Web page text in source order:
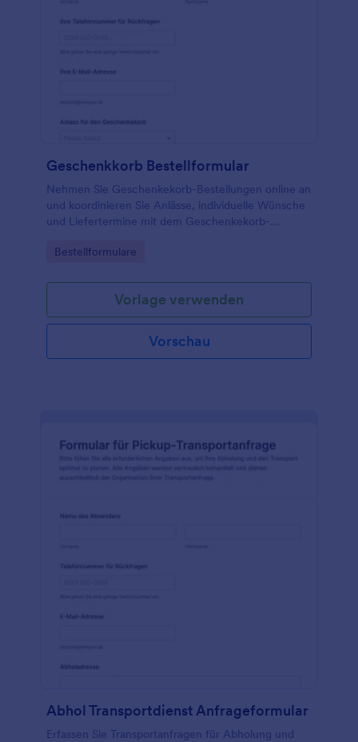
Geschenkkorb Bestellformular
Nehmen Sie Geschenkekorb-Bestellungen online an
und koordinieren Sie Anlässe, individuelle Wünsche
und Liefertermine mit dem Geschenkekorb-
Manufakturen und Geschenkeservices.
Go to Category:
Bestellformulare
Vorlage verwenden
Vorschau
Abhol Transportdienst Anfrageformular
Erfassen Sie Transportanfragen für Abholung und